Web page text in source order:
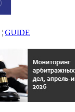
¦ GUIDE